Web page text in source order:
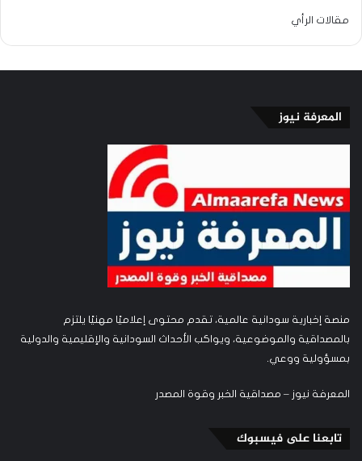
مقالات الرأي
المعرفة نيوز
منصة إخبارية سودانية عالمية، تقدم محتوى إعلاميًا مهنيًا يلتزم
بالمصداقية والموضوعية، ويواكب الأحداث السودانية والإقليمية والدولية
بمسؤولية ووعي.
المعرفة نيوز – مصداقية الخبر وقوة المصدر
تابعنا على فيسبوك